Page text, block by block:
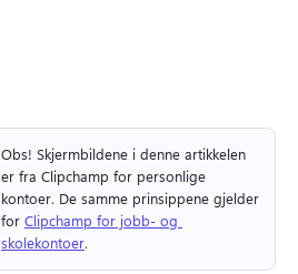
Obs! Skjermbildene i denne artikkelen
er fra Clipchamp for personlige
kontoer. De samme prinsippene gjelder
for Clipchamp for jobb- og
skolekontoer.